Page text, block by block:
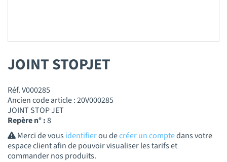
JOINT STOPJET
Réf. V000285
Ancien code article : 20V000285
JOINT STOP JET
Repère n° :8
Merci de vousidentifierou decréer un comptedans votre
espace client afin de pouvoir visualiser les tarifs et
commander nos produits.